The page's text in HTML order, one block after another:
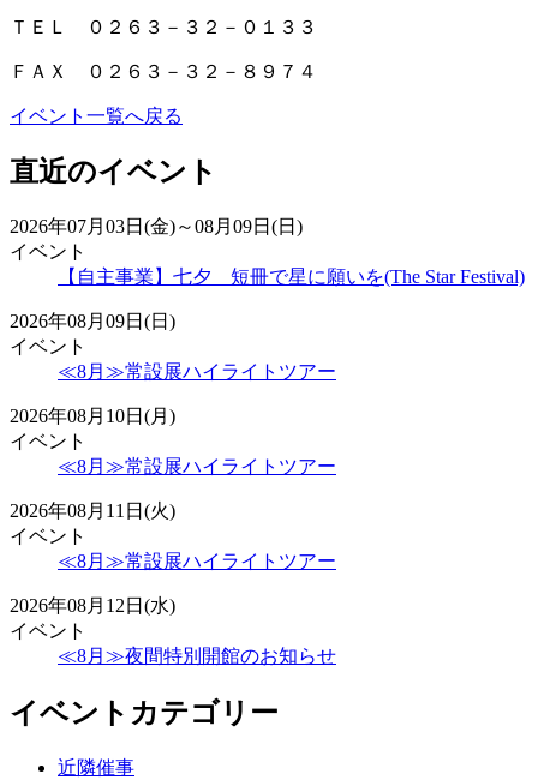
ＴＥＬ ０２６３－３２－０１３３
ＦＡＸ ０２６３－３２－８９７４
イベント一覧へ戻る
直近のイベント
2026年07月03日(金)～08月09日(日)
イベント
【自主事業】七夕 短冊で星に願いを(The Star Festival)
2026年08月09日(日)
イベント
≪8月≫常設展ハイライトツアー
2026年08月10日(月)
イベント
≪8月≫常設展ハイライトツアー
2026年08月11日(火)
イベント
≪8月≫常設展ハイライトツアー
2026年08月12日(水)
イベント
≪8月≫夜間特別開館のお知らせ
イベントカテゴリー
近隣催事